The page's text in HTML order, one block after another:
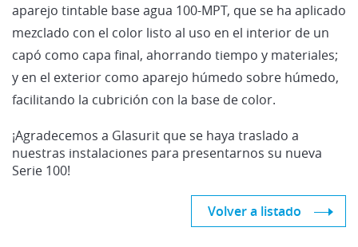
aparejo tintable base agua 100-MPT, que se ha aplicado
mezclado con el color listo al uso en el interior de un
capó como capa final, ahorrando tiempo y materiales;
y en el exterior como aparejo húmedo sobre húmedo,
facilitando la cubrición con la base de color.
¡Agradecemos a Glasurit que se haya traslado a
nuestras instalaciones para presentarnos su nueva
Serie 100!
Volver a listado